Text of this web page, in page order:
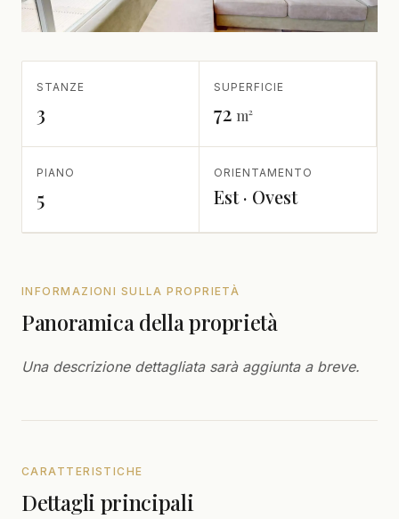
STANZE
3
SUPERFICIE
72 m²
PIANO
5
ORIENTAMENTO
Est · Ovest
INFORMAZIONI SULLA PROPRIETÀ
Panoramica della proprietà
Una descrizione dettagliata sarà aggiunta a breve.
CARATTERISTICHE
Dettagli principali